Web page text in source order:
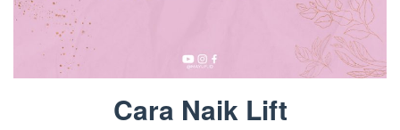
Cara Naik Lift